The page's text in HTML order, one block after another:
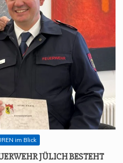
im Blick
JÜLICH BESTEHT